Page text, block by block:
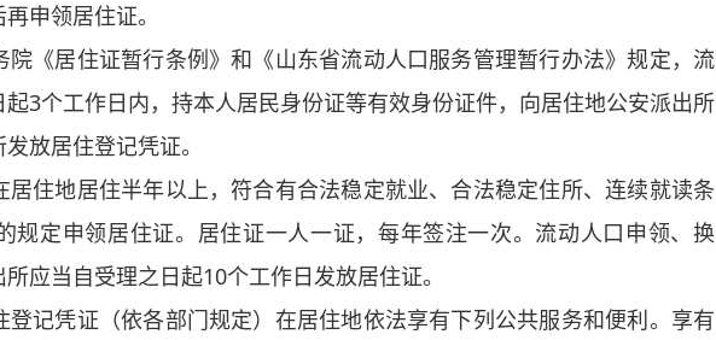
申领居住证。
《居住证暂行条例》和《山东省流动人口服务管理暂行办法》规定，流
3个工作日内，持本人居民身份证等有效身份证件，向居住地公安派出所
放居住登记凭证。
地居住半年以上，符合有合法稳定就业、合法稳定住所、连续就读条
规定申领居住证。居住证一人一证，每年签注一次。流动人口申领、换
应当自受理之日起10个工作日发放居住证。
凭证（依各部门规定）在居住地依法享有下列公共服务和便利。享有